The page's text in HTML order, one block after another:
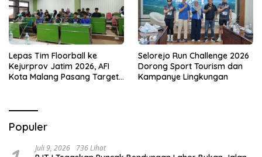
Lepas Tim Floorball ke
Kejurprov Jatim 2026, AFI
Kota Malang Pasang Target
Selorejo Run Challenge 2026
Dorong Sport Tourism dan
Kampanye Lingkungan
Populer
Juli 9, 2026 736 Lihat